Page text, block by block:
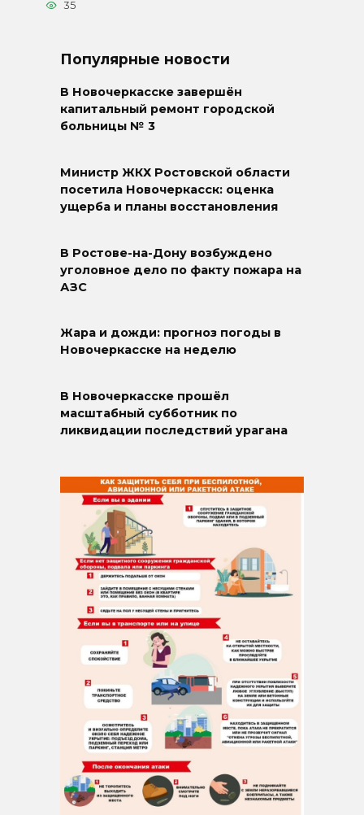
35
Популярные новости
В Новочеркасске завершён
капитальный ремонт городской
больницы № 3
Министр ЖКХ Ростовской области
посетила Новочеркасск: оценка
ущерба и планы восстановления
В Ростове-на-Дону возбуждено
уголовное дело по факту пожара на
АЗС
Жара и дожди: прогноз погоды в
Новочеркасске на неделю
В Новочеркасске прошёл
масштабный субботник по
ликвидации последствий урагана